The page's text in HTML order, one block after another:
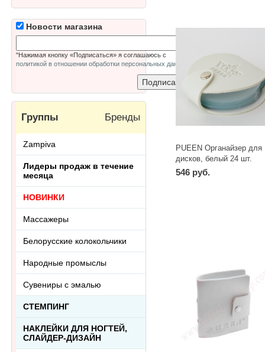
PUEEN Органайзер для
дисков, белый 24 шт.
546 руб.
Новости магазина
"Нажимая кнопку «Подписаться» я соглашаюсь с
политикой в отношении обработки персональных данных
Группы Бренды
Zampiva
Лидеры продаж в течение
месяца
НОВИНКИ
Массажеры
Белорусские колокольчики
Народные промыслы
Сувениры с эмалью
СТЕМПИНГ
НАКЛЕЙКИ ДЛЯ НОГТЕЙ,
СЛАЙДЕР-ДИЗАЙН